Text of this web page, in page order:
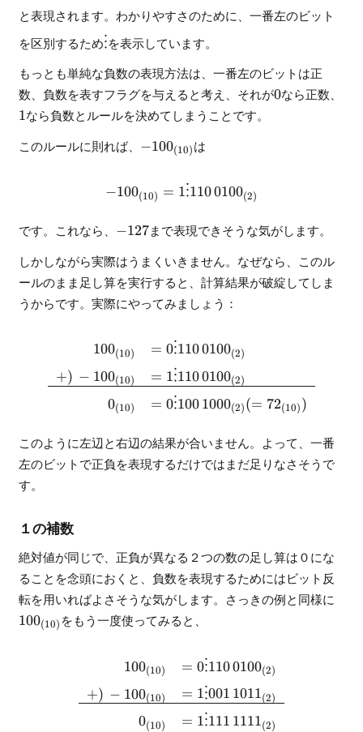
2^6
+
2^2
と表現されます。わかりやすさのために、一番左のビット
を区別するため
\vdots
⋮を表示しています。
もっとも単純な負数の表現方法は、一番左のビットは正
数、負数を表すフラグを与えると考え、それが0
0なら正数、
1なら負数とルールを決めてしまうことです。
このルールに則れば、 -100_{(10)}
−100(10) は
- 100_{(10)} =
−100(10) = 1⋮1100100(2)
です。これなら、 -127
−127まで表現できそうな気がします。
しかしながら実際はうまくいきません。なぜなら、このル
ールのまま足し算を実行すると、計算結果が破綻してしま
うからです。実際にやってみましょう：
\begin{array}{rl}
100(10)
+) − 100(10)
0(10)
= 0⋮1100100(2)
= 1⋮1100100(2)
= 0⋮100 1000(2) (= 72(10) )
このように左辺と右辺の結果が合いません。よって、一番
左のビットで正負を表現するだけではまだ足りなさそうで
す。
１の補数
絶対値が同じで、正負が異なる２つの数の足し算は０にな
ることを念頭におくと、負数を表現するためにはビット反
転を用いればよさそうな気がします。さっきの例と同様に
100(10) をもう一度使ってみると、
\begin{array}{rl}
100(10)
+) − 100(10)
0(10)
= 0⋮1100100(2)
= 1⋮001 1011(2)
= 1⋮111 1111(2)